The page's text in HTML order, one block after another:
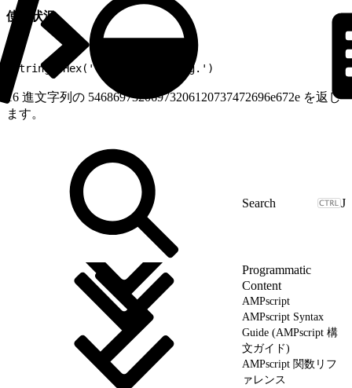
使用状況
StringToHex('This is a string.')
16 進文字列の 54686973206973206120737472696e672e を返し
ます。
J
Programmatic
Content
AMPscript
AMPscript Syntax
Guide (AMPscript 構
文ガイド)
AMPscript 関数リフ
ァレンス